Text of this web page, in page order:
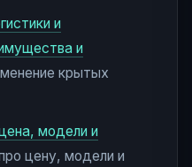
и
и
крытых
модели и
цену, модели и